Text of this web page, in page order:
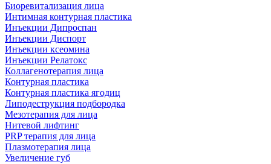
Биоревитализация лица
Интимная контурная пластика
Инъекции Дипроспан
Инъекции Диспорт
Инъекции ксеомина
Инъекции Релатокс
Коллагенотерапия лица
Контурная пластика
Контурная пластика ягодиц
Липодеструкция подбородка
Мезотерапия для лица
Нитевой лифтинг
PRP терапия для лица
Плазмотерапия лица
Увеличение губ